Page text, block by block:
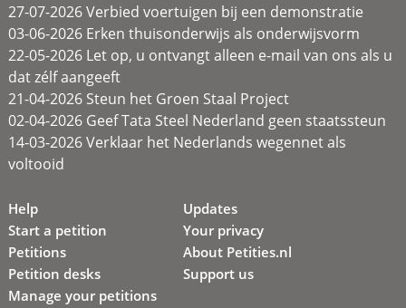
27-07-2026 Verbied voertuigen bij een demonstratie
03-06-2026 Erken thuisonderwijs als onderwijsvorm
22-05-2026 Let op, u ontvangt alleen e-mail van ons als u
dat zélf aangeeft
21-04-2026 Steun het Groen Staal Project
02-04-2026 Geef Tata Steel Nederland geen staatssteun
14-03-2026 Verklaar het Nederlands wegennet als
voltooid
Help
Start a petition
Petitions
Petition desks
Manage your petitions
Updates
Your privacy
About Petities.nl
Support us